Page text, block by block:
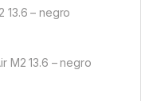
13.6 – negro
M2 13.6 – negro